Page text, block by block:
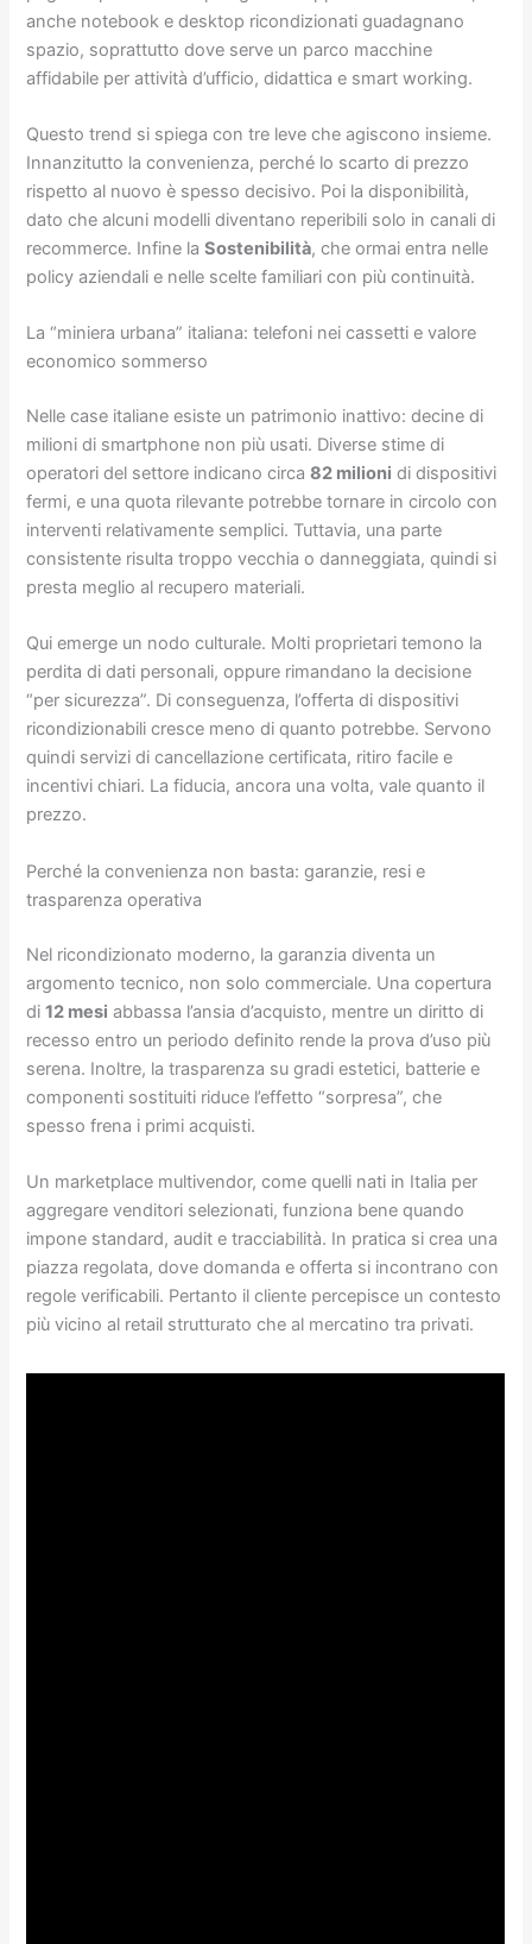
anche notebook e desktop ricondizionati guadagnano
spazio, soprattutto dove serve un parco macchine
affidabile per attività d’ufficio, didattica e smart working.
Questo trend si spiega con tre leve che agiscono insieme.
Innanzitutto la convenienza, perché lo scarto di prezzo
rispetto al nuovo è spesso decisivo. Poi la disponibilità,
dato che alcuni modelli diventano reperibili solo in canali di
recommerce. Infine laSostenibilità, che ormai entra nelle
policy aziendali e nelle scelte familiari con più continuità.
La “miniera urbana” italiana: telefoni nei cassetti e valore
economico sommerso
Nelle case italiane esiste un patrimonio inattivo: decine di
milioni di smartphone non più usati. Diverse stime di
operatori del settore indicano circa82 milioni di dispositivi
fermi, e una quota rilevante potrebbe tornare in circolo con
interventi relativamente semplici. Tuttavia, una parte
consistente risulta troppo vecchia o danneggiata, quindi si
presta meglio al recupero materiali.
Qui emerge un nodo culturale. Molti proprietari temono la
perdita di dati personali, oppure rimandano la decisione
“per sicurezza”. Di conseguenza, l’offerta di dispositivi
ricondizionabili cresce meno di quanto potrebbe. Servono
quindi servizi di cancellazione certificata, ritiro facile e
incentivi chiari. La fiducia, ancora una volta, vale quanto il
prezzo.
Perché la convenienza non basta: garanzie, resi e
trasparenza operativa
Nel ricondizionato moderno, la garanzia diventa un
argomento tecnico, non solo commerciale. Una copertura
di12 mesi abbassa l’ansia d’acquisto, mentre un diritto di
recesso entro un periodo definito rende la prova d’uso più
serena. Inoltre, la trasparenza su gradi estetici, batterie e
componenti sostituiti riduce l’effetto “sorpresa”, che
spesso frena i primi acquisti.
Un marketplace multivendor, come quelli nati in Italia per
aggregare venditori selezionati, funziona bene quando
impone standard, audit e tracciabilità. In pratica si crea una
piazza regolata, dove domanda e offerta si incontrano con
regole verificabili. Pertanto il cliente percepisce un contesto
più vicino al retail strutturato che al mercatino tra privati.